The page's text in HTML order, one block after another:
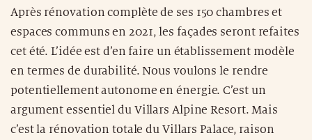
Après rénovation complète de ses 150 chambres et
espaces communs en 2021, les façades seront refaites
cet été. L’idée est d’en faire un établissement modèle
en termes de durabilité. Nous voulons le rendre
potentiellement autonome en énergie. C’est un
argument essentiel du Villars Alpine Resort. Mais
c’est la rénovation totale du Villars Palace, raison